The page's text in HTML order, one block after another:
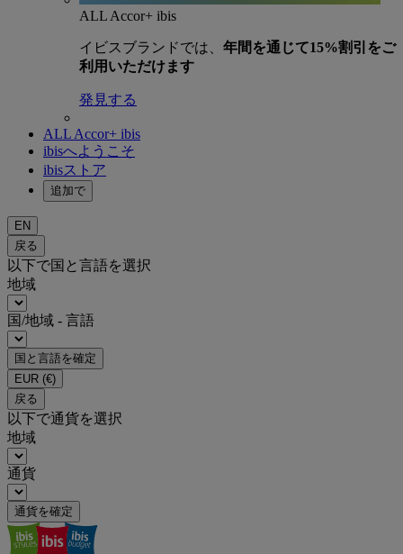
ALL Accor+ ibis
イビスブランドでは、 年間を通じて15%割引をご
利用いただけます
発見する
ALL Accor+ ibis
ibisへようこそ
ibisストア
追加で
EN
戻る
以下で国と言語を選択
地域
国/地域 - 言語
国と言語を確定
EUR (€)
戻る
以下で通貨を選択
地域
通貨
通貨を確定